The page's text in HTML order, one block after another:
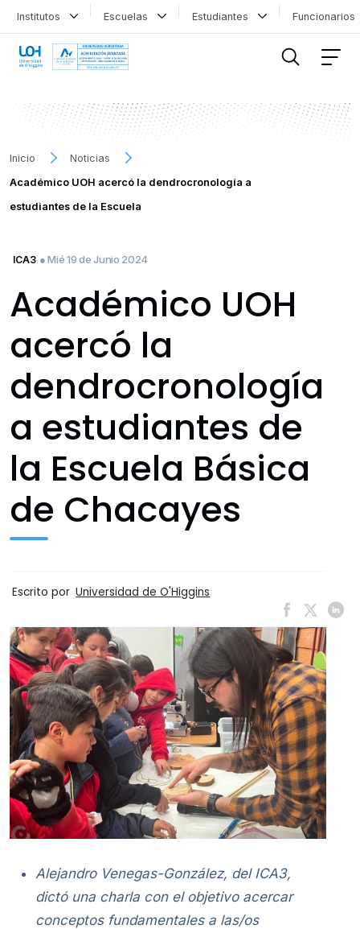
Institutos Escuelas Estudiantes
Inicio
Noticias
Académico UOH acercó la dendrocronología a
estudiantes de la Escuela
ICA3 ● Mié 19 de Junio 2024
Académico UOH
acercó la
dendrocronología
a estudiantes de
la Escuela Básica
de Chacayes
Escrito por Universidad de O'Higgins
Alejandro Venegas-González, del ICA3,
dictó una charla con el objetivo acercar
conceptos fundamentales a las/os